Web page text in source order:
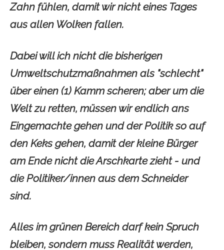
Zahn fühlen, damit wir nicht eines Tages
aus allen Wolken fallen.
Dabei will ich nicht die bisherigen
Umweltschutzmaßnahmen als "schlecht"
über einen (1) Kamm scheren; aber um die
Welt zu retten, müssen wir endlich ans
Eingemachte gehen und der Politik so auf
den Keks gehen, damit der kleine Bürger
am Ende nicht die Arschkarte zieht - und
die Politiker/innen aus dem Schneider
sind.
Alles im grünen Bereich darf kein Spruch
bleiben, sondern muss Realität werden,